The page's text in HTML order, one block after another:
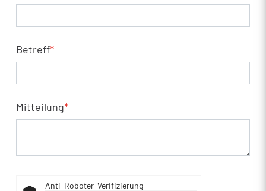
Betreff*
Mitteilung*
Anti-Roboter-Verifizierung